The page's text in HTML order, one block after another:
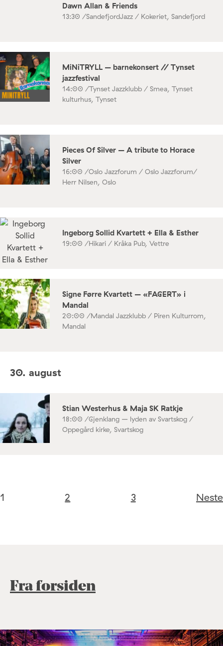
Dawn Allan & Friends
13:30 /SandefjordJazz / Kokeriet, Sandefjord
MiNiTRYLL – barnekonsert // Tynset
jazzfestival
14:00 /Tynset Jazzklubb / Smea, Tynset
kulturhus, Tynset
Pieces Of Silver – A tribute to Horace
Silver
16:00 /Oslo Jazzforum / Oslo Jazzforum/
Herr Nilsen, Oslo
Ingeborg Sollid Kvartett + Ella & Esther
19:00 /Hikari / Kråka Pub, Vettre
Signe Førre Kvartett – «FAGERT» i
Mandal
20:00 /Mandal Jazzklubb / Piren Kulturrom,
Mandal
30. august
Stian Westerhus & Maja SK Ratkje
18:00 /Gjenklang – lyden av Svartskog /
Oppegård kirke, Svartskog
1 2 3 Neste
Fra forsiden